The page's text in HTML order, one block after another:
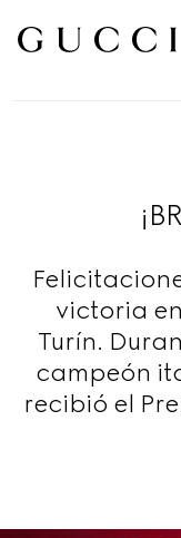
victoria
Turín.
campeón
recibió el